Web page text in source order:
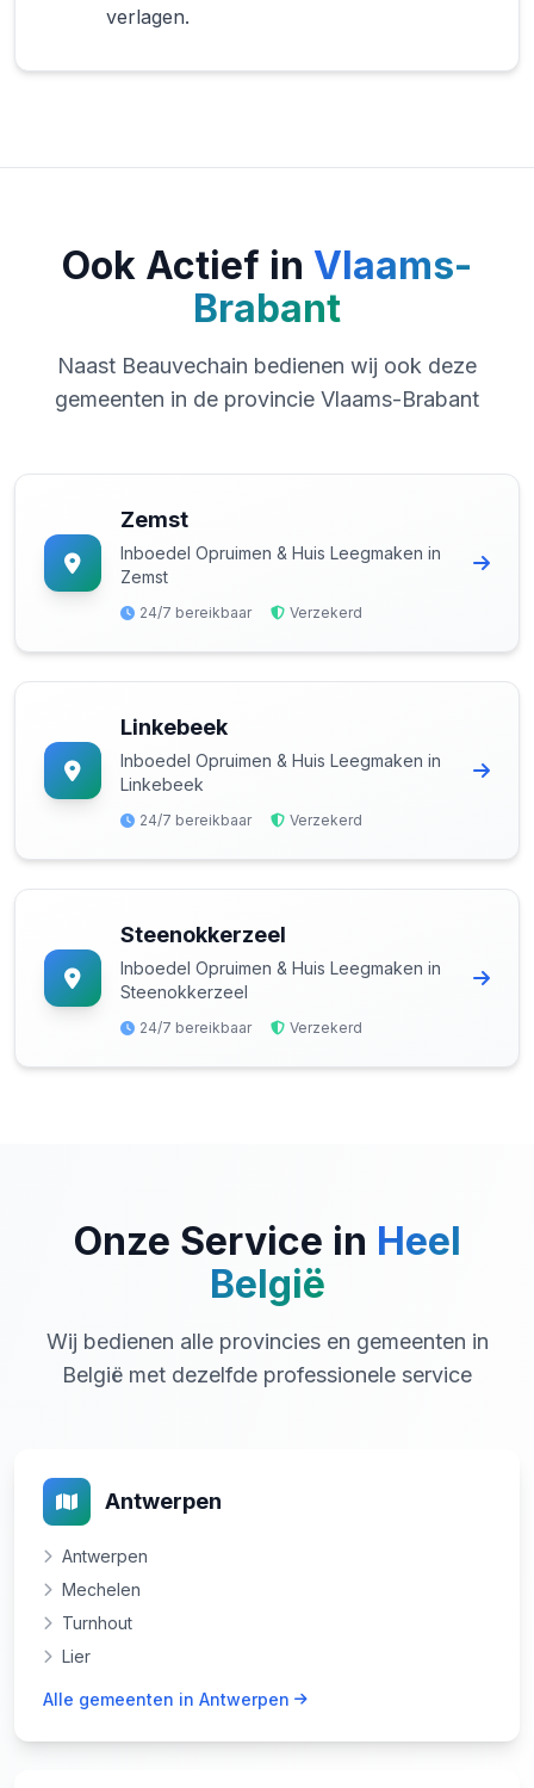
verlagen.
Ook Actief in Vlaams-
Brabant
Naast Beauvechain bedienen wij ook deze
gemeenten in de provincie Vlaams-Brabant
Zemst
Inboedel Opruimen & Huis Leegmaken in
Zemst
24/7 bereikbaar Verzekerd
Linkebeek
Inboedel Opruimen & Huis Leegmaken in
Linkebeek
24/7 bereikbaar Verzekerd
Steenokkerzeel
Inboedel Opruimen & Huis Leegmaken in
Steenokkerzeel
24/7 bereikbaar Verzekerd
Onze Service in Heel
België
Wij bedienen alle provincies en gemeenten in
België met dezelfde professionele service
Antwerpen
Antwerpen
Mechelen
Turnhout
Lier
Alle gemeenten in Antwerpen